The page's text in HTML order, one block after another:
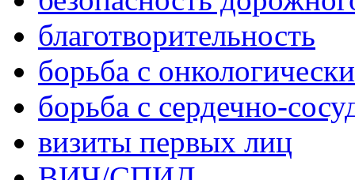
благотворительность
борьба с
борьба с сердечно-
визиты первых лиц